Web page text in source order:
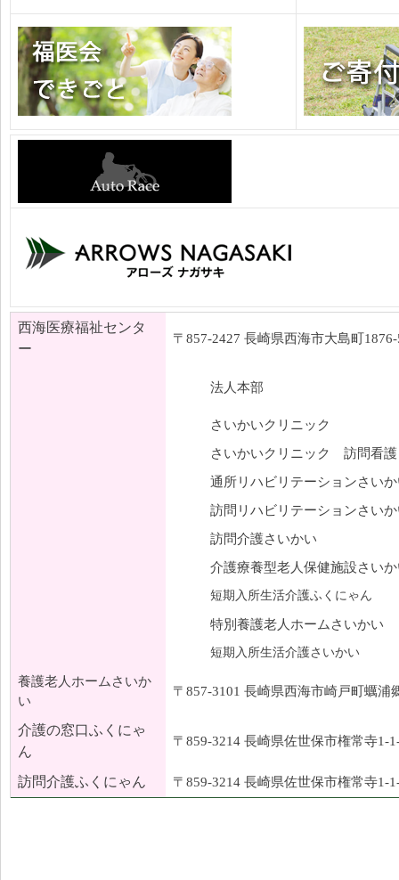
西海医療福祉センタ
ー
〒857-2427 長崎県西海市大島町
法人本部
さいかいクリニック
さいかいクリニック 訪問看護
通所リハビリテーションさい
訪問リハビリテーションさい
訪問介護さいかい
介護療養型老人保健施設さい
短期入所生活介護ふくにゃん
特別養護老人ホームさいかい
短期入所生活介護さいかい
養護老人ホームさいか
い
〒857-3101 長崎県西海市崎戸町蠣浦
介護の窓口ふくにゃ
ん
〒859-3214 長崎県佐世保市権常寺1-
訪問介護ふくにゃん 〒859-3214 長崎県佐世保市権常寺1-